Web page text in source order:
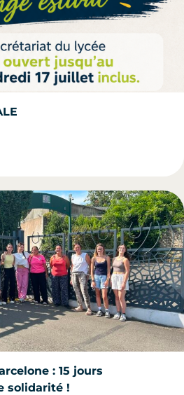
: 15 jours
solidarité !